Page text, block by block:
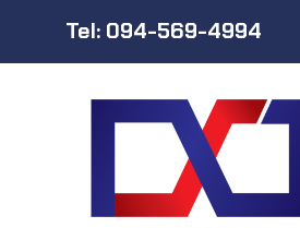
Tel: 094-569-4994